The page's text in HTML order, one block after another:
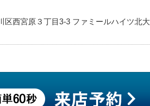
区西宮原３丁目3-3 ファミールハイツ北大